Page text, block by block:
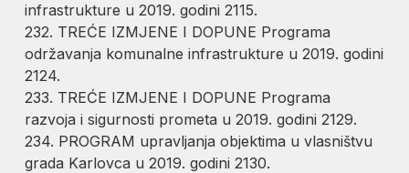
infrastrukture u 2019. godini 2115.
232. TREĆE IZMJENE I DOPUNE Programa
održavanja komunalne infrastrukture u 2019. godini
2124.
233. TREĆE IZMJENE I DOPUNE Programa
razvoja i sigurnosti prometa u 2019. godini 2129.
234. PROGRAM upravljanja objektima u vlasništvu
grada Karlovca u 2019. godini 2130.